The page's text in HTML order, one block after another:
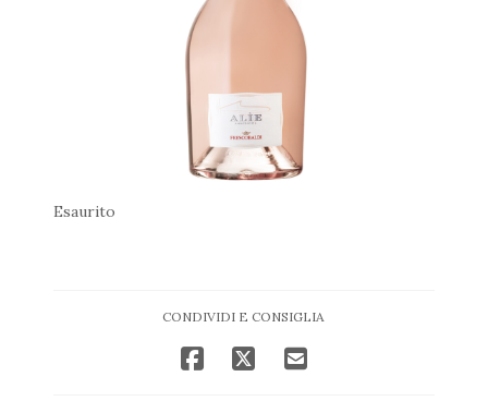
Esaurito
CONDIVIDI E CONSIGLIA